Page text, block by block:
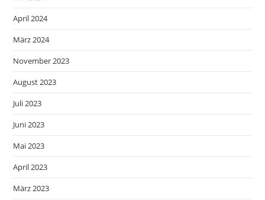
April 2024
März 2024
November 2023
August 2023
Juli 2023
Juni 2023
Mai 2023
April 2023
März 2023